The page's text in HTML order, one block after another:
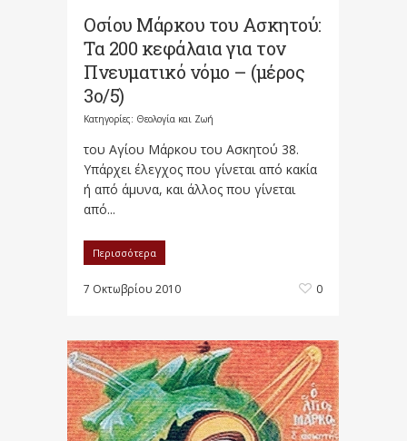
Οσίου Μάρκου του Ασκητού:
Τα 200 κεφάλαια για τον
Πνευματικό νόμο – (μέρος
3ο/5)
Κατηγορίες: Θεολογία και Ζωή
του Αγίου Μάρκου του Ασκητού 38.
Υπάρχει έλεγχος που γίνεται από κακία
ή από άμυνα, και άλλος που γίνεται
από...
Περισσότερα
7 Οκτωβρίου 2010 0